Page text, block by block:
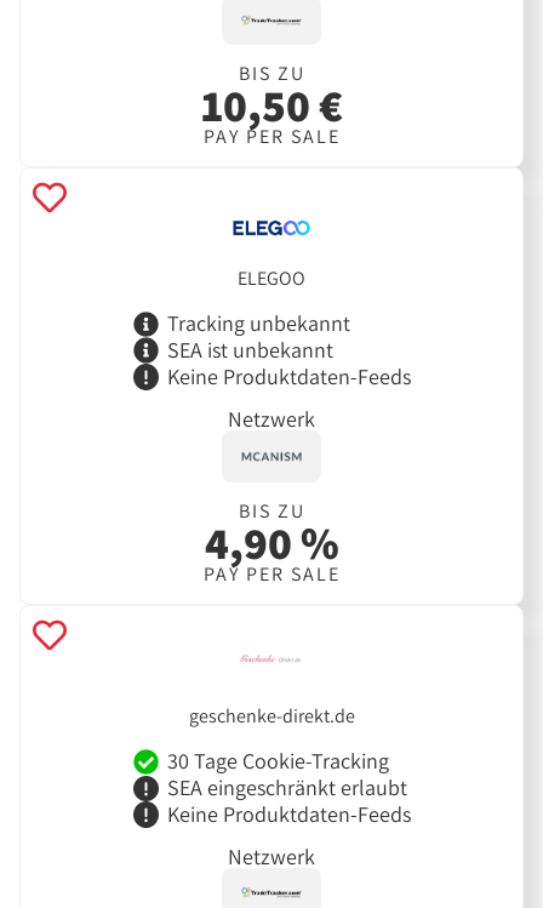
BIS ZU
10,50 €
PAY PER SALE
ELEGOO
Tracking unbekannt
SEA ist unbekannt
Keine Produktdaten-Feeds
Netzwerk
BIS ZU
4,90 %
PAY PER SALE
geschenke-direkt.de
30 Tage Cookie-Tracking
SEA eingeschränkt erlaubt
Keine Produktdaten-Feeds
Netzwerk